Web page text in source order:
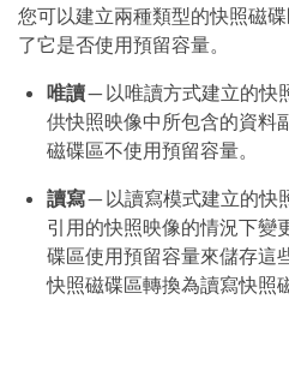
您可以建立兩種類型的快照磁
了它是否使用預留容量。
唯讀— 以唯讀方式建立的快
供快照映像中所包含的資料
磁碟區不使用預留容量。
讀寫— 以讀寫模式建立的快
引用的快照映像的情況下變
碟區使用預留容量來儲存這
快照磁碟區轉換為讀寫快照